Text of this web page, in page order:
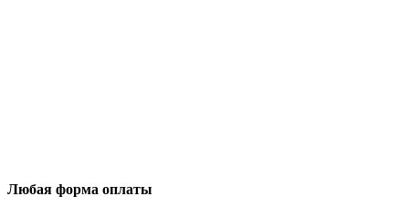
Любая форма оплаты